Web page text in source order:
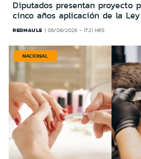
Diputados presentan proyecto
cinco años aplicación de la
REDMAULE 06/08/2026 - 17:21 HRS
NACIONAL